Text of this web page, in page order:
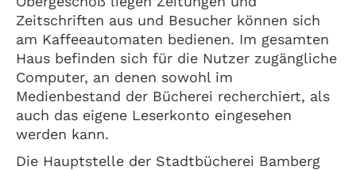
Zeitschriften aus und Besucher können sich
am Kaffeeautomaten bedienen. Im gesamten
Haus befinden sich für die Nutzer zugängliche
Computer, an denen sowohl im
Medienbestand der Bücherei recherchiert, als
auch das eigene Leserkonto eingesehen
werden kann.
Die Hauptstelle der Stadtbücherei Bamberg